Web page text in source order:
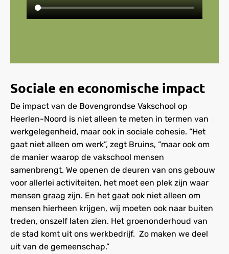
Sociale en economische impact
De impact van de Bovengrondse Vakschool op
Heerlen-Noord is niet alleen te meten in termen van
werkgelegenheid, maar ook in sociale cohesie. “Het
gaat niet alleen om werk”, zegt Bruins, “maar ook om
de manier waarop de vakschool mensen
samenbrengt. We openen de deuren van ons gebouw
voor allerlei activiteiten, het moet een plek zijn waar
mensen graag zijn. En het gaat ook niet alleen om
mensen hierheen krijgen, wij moeten ook naar buiten
treden, onszelf laten zien. Het groenonderhoud van
de stad komt uit ons werkbedrijf. Zo maken we deel
uit van de gemeenschap.”